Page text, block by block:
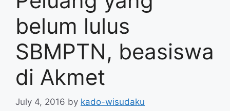
belum lulus
SBMPTN, beasiswa
di Akmet
July 4, 2016 by kado-wisudaku